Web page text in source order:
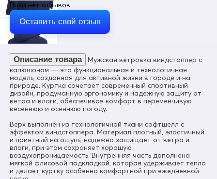
Цвет
Темно-синий
Материал
Виндстоппер, Софтшелл, Мембранный материал,
Полиэстер
Состав
95% полиэстер, 5% спандекс
Тип ткани
Технологичная ткань Softshell с эффектом Windstopper
Материал подкладки
Полиэстер, флис
Материал подкладки воротника
Полиэстер, флис
Ветроустойчивость
8000 мм
Паропроницаемость
Пока нет отзывов
Оставить свой отзыв
Описание товара
Мужская ветровка виндстоппер с
капюшоном — это функциональная и технологичная
модель, созданная для активной жизни в городе и на
природе. Куртка сочетает современный спортивный
дизайн, продуманную эргономику и надежную защиту от
ветра и влаги, обеспечивая комфорт в переменчивую
весеннюю и осеннюю погоду.
Верх выполнен из технологичной ткани софтшелл с
эффектом виндстоппера. Материал плотный, эластичный
и приятный на ощупь, надежно защищает от ветра и
влаги, при этом сохраняет хорошую
воздухопроницаемость. Внутренняя часть дополнена
мягкой флисовой подкладкой, которая удерживает тепло
и делает куртку особенно комфортной при ежедневной